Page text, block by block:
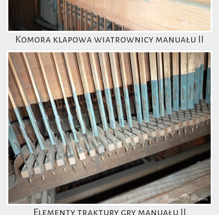
Komora klapowa wiatrownicy manuału II
Elementy traktury gry manuału II